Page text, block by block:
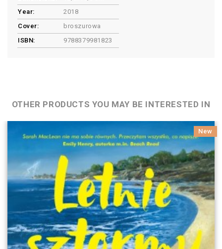
Year:
2018
Cover:
broszurowa
ISBN:
9788379981823
OTHER PRODUCTS YOU MAY BE INTERESTED IN
New